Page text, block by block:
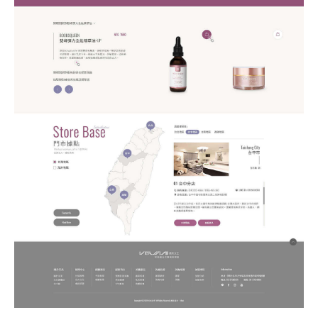
得知本網站※
需求主題(可複選)
案件報價 合作提案
使用線上訂房系統 其他洽詢問題